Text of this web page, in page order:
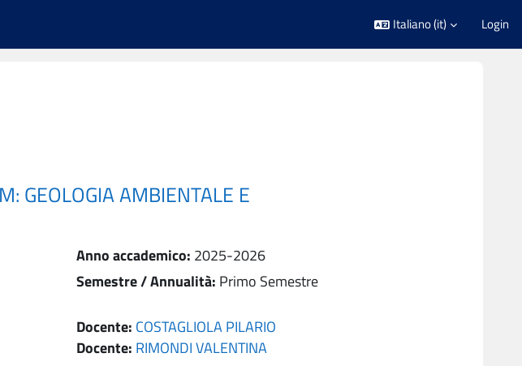
Italiano ‎(it)‎ Login
GEOLOGIA AMBIENTALE E
Anno accademico: 2025-2026
Semestre / Annualità: Primo Semestre
Docente: COSTAGLIOLA PILARIO
Docente: RIMONDI VALENTINA